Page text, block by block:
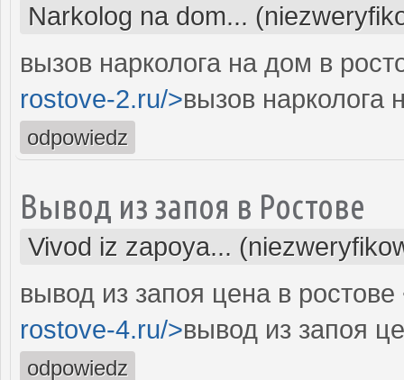
Narkolog na dom...
вызов нарколога на дом в
rostove-2.ru/>вызов нарколога
odpowiedz
Вывод из запоя в Ростове
Vivod iz zapoya...
вывод из запоя цена в
rostove-4.ru/>вывод из запоя
odpowiedz